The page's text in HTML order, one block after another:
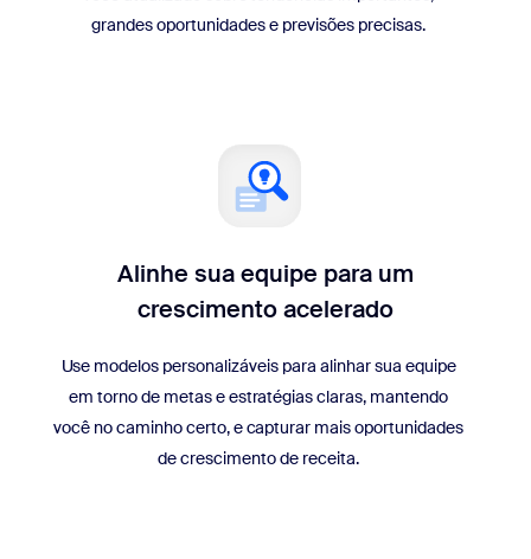
grandes oportunidades e previsões precisas.
Alinhe sua equipe para um
crescimento acelerado
Use modelos personalizáveis para alinhar sua equipe
em torno de metas e estratégias claras, mantendo
você no caminho certo, e capturar mais oportunidades
de crescimento de receita.